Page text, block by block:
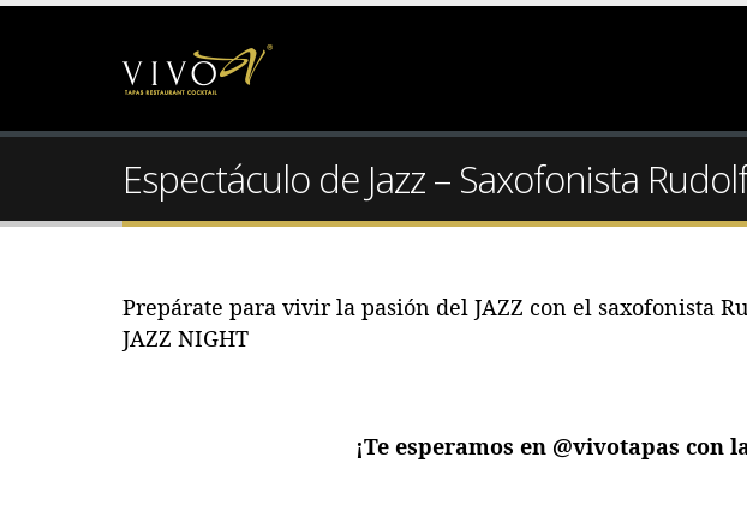
Espectáculo de Jazz – Saxofonista
Prepárate para vivir la pasión del JAZZ con el saxofonista
JAZZ NIGHT
¡Te esperamos en @vivotapas con